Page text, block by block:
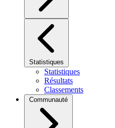
Statistiques
Statistiques
Résultats
Classements
Communauté